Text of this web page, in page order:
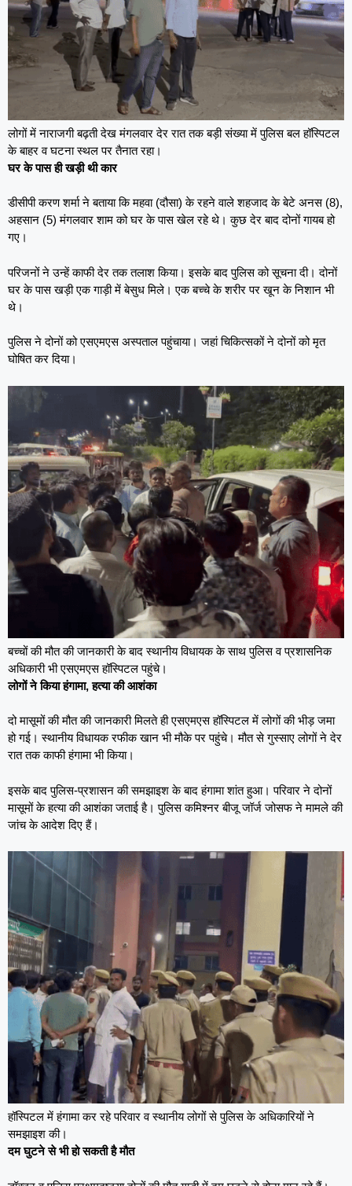
लोगों में नाराजगी बढ़ती देख मंगलवार देर रात तक बड़ी संख्या में पुलिस बल हॉस्पिटल
के बाहर व घटना स्थल पर तैनात रहा।
घर के पास ही खड़ी थी कार
डीसीपी करण शर्मा ने बताया कि महवा (दौसा) के रहने वाले शहजाद के बेटे अनस (8),
अहसान (5) मंगलवार शाम को घर के पास खेल रहे थे। कुछ देर बाद दोनों गायब हो
गए।
परिजनों ने उन्हें काफी देर तक तलाश किया। इसके बाद पुलिस को सूचना दी। दोनों
घर के पास खड़ी एक गाड़ी में बेसुध मिले। एक बच्चे के शरीर पर खून के निशान भी
थे।
पुलिस ने दोनों को एसएमएस अस्पताल पहुंचाया। जहां चिकित्सकों ने दोनों को मृत
घोषित कर दिया।
बच्चों की मौत की जानकारी के बाद स्थानीय विधायक के साथ पुलिस व प्रशासनिक
अधिकारी भी एसएमएस हॉस्पिटल पहुंचे।
लोगों ने किया हंगामा, हत्या की आशंका
दो मासूमों की मौत की जानकारी मिलते ही एसएमएस हॉस्पिटल में लोगों की भीड़ जमा
हो गई। स्थानीय विधायक रफीक खान भी मौके पर पहुंचे। मौत से गुस्साए लोगों ने देर
रात तक काफी हंगामा भी किया।
इसके बाद पुलिस-प्रशासन की समझाइश के बाद हंगामा शांत हुआ। परिवार ने दोनों
मासूमों के हत्या की आशंका जताई है। पुलिस कमिश्नर बीजू जॉर्ज जोसफ ने मामले की
जांच के आदेश दिए हैं।
हॉस्पिटल में हंगामा कर रहे परिवार व स्थानीय लोगों से पुलिस के अधिकारियों ने
समझाइश की।
दम घुटने से भी हो सकती है मौत